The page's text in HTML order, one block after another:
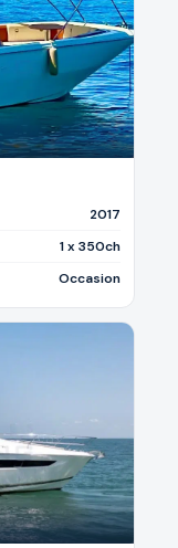
2017
1 x 350ch
Occasion